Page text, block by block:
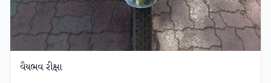
વૈયભવ રીક્ષા